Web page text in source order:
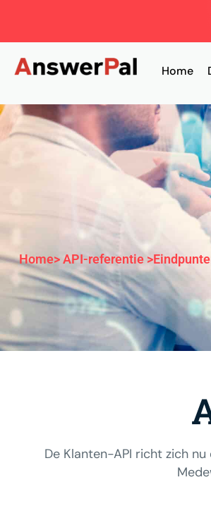
Home
Home> API-referentie >
De Klanten-API richt zich